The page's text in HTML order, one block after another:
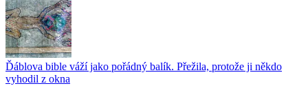
Ďáblova bible váží jako pořádný balík. Přežila, protože ji někdo
vyhodil z okna